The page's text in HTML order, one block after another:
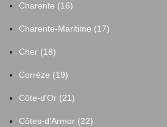
Charente (16)
Charente-Maritime (17)
Cher (18)
Corrèze (19)
Côte-d'Or (21)
Côtes-d'Armor (22)